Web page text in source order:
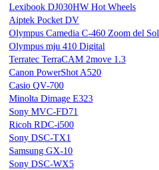
Lexibook DJ030HW Hot Wheels
Aiptek Pocket DV
Olympus Camedia C-460 Zoom del Sol
Olympus mju 410 Digital
Terratec TerraCAM 2move 1.3
Canon PowerShot A520
Casio QV-700
Minolta Dimage E323
Sony MVC-FD71
Ricoh RDC-i500
Sony DSC-TX1
Samsung GX-10
Sony DSC-WX5